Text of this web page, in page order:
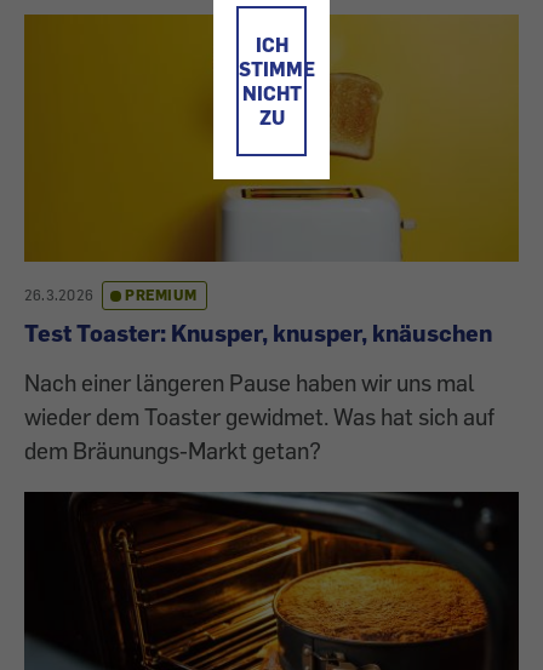
ICH
STIMME
NICHT
ZU
26.3.2026 PREMIUM
Test Toaster: Knusper, knusper, knäuschen
Nach einer längeren Pause haben wir uns mal
wieder dem Toaster gewidmet. Was hat sich auf
dem Bräunungs-Markt getan?